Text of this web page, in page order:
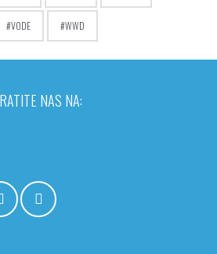
VODE WWD
NAS NA: